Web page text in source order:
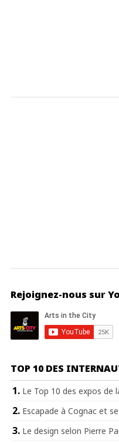
Rejoignez-nous sur
TOP 10 DES
Le Top 10 des expos de
Escapade à Cognac et
Le design selon Pierre